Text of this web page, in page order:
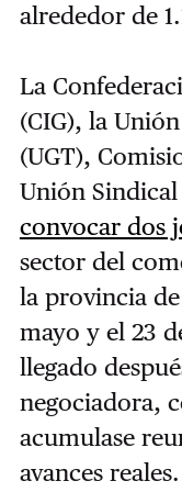
alrededor de
La
(CIG), la
(UGT),
Unión Sindical
convocar dos
sector del
la provincia
mayo y el 23
llegado
negociadora,
acumulase
avances